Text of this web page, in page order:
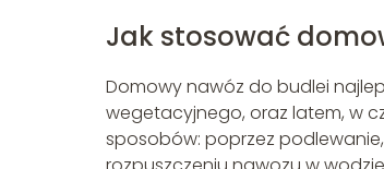
Jak stosować
Domowy nawóz do budlei
wegetacyjnego, oraz latem, w
sposobów: poprzez